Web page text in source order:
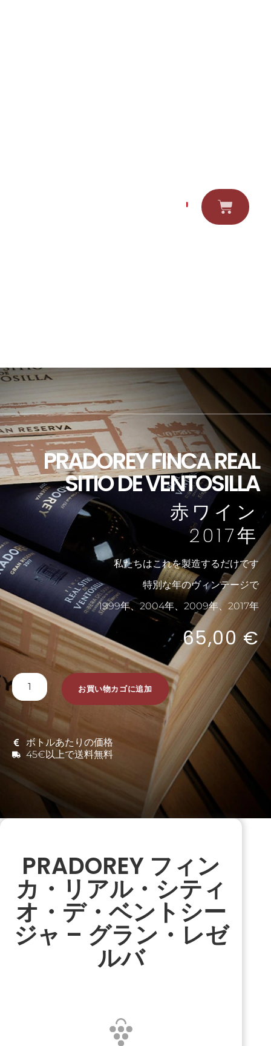
PRADOREY FINCA REAL
SITIO DE VENTOSILLA
赤ワイン
2017年
私たちはこれを製造するだけです
特別な年のヴィンテージで
1999年、2004年、2009年、2017年
65,00€
お買い物カゴに追加
ボトルあたりの価格
45€以上で送料無料
PRADOREY フィン
カ・リアル・シティ
オ・デ・ベントシー
ジャ – グラン・レゼ
ルバ